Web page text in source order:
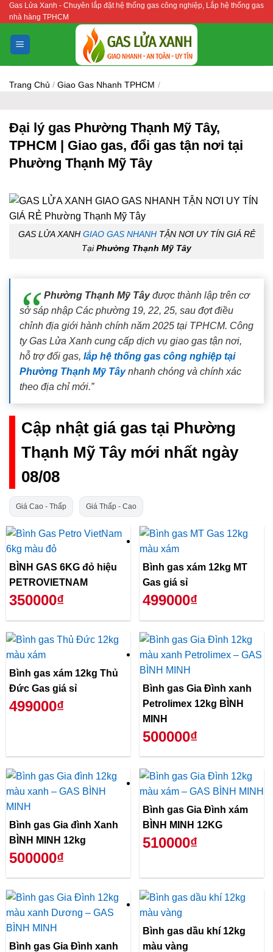
Bỏ
qua
nội
dung
Gas Lửa Xanh - Chuyên lắp đặt hệ thống gas công nghiệp, Lắp hệ thống gas
nhà hàng TPHCM
Trang Chủ / Giao Gas Nhanh TPHCM /
Đại lý gas Phường Thạnh Mỹ Tây,
TPHCM | Giao gas, đổi gas tận nơi tại
Phường Thạnh Mỹ Tây
GAS LỬA XANH GIAO GAS NHANHTẬN NƠI UY TÍN GIÁ RẺ
TạiPhường Thạnh Mỹ Tây
Phường Thạnh Mỹ Tâyđược thành lập trên cơ
sở sáp nhập Các phường 19, 22, 25, sau đợt điều
chỉnh địa giới hành chính năm 2025 tại TPHCM. Công
ty Gas Lửa Xanh cung cấp dịch vụ giao gas tận nơi,
hỗ trợ đổi gas, lắp hệ thống gas công nghiệp tại
Phường Thạnh Mỹ Tâynhanh chóng và chính xác
theo địa chỉ mới.”
Cập nhật giá gas tại Phường
Thạnh Mỹ Tây mới nhất ngày
08/08
Giá Cao - Thấp Giá Thấp - Cao
BÌNH GAS 6KG đỏ hiệu
PETROVIETNAM
350000₫
Bình gas xám 12kg MT
Gas giá sỉ
499000₫
Bình gas xám 12kg Thủ
Đức Gas giá sỉ
499000₫
Bình gas Gia Đình xanh
Petrolimex 12kg BÌNH
MINH
500000₫
Bình gas Gia đình Xanh
BÌNH MINH 12kg
500000₫
Bình gas Gia Đình xám
BÌNH MINH 12KG
510000₫
Bình gas Gia Đình xanh
Bình gas dầu khí 12kg
màu vàng